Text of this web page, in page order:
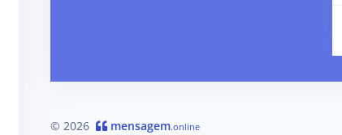
© 2026 mensagem.online